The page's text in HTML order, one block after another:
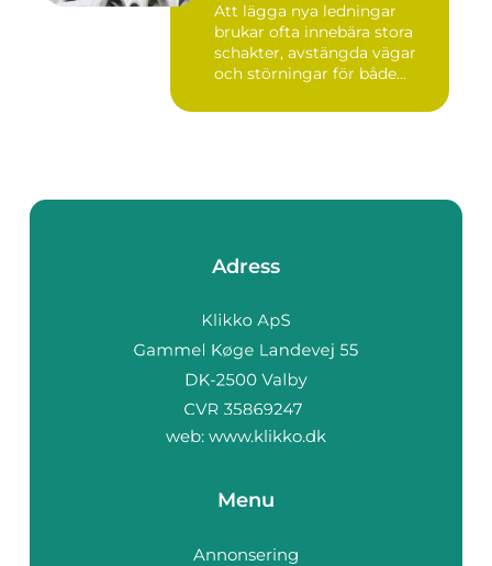
Att lägga nya ledningar
brukar ofta innebära stora
schakter, avstängda vägar
och störningar för både...
Adress
web: www.klikko.dk
Menu
Annonsering